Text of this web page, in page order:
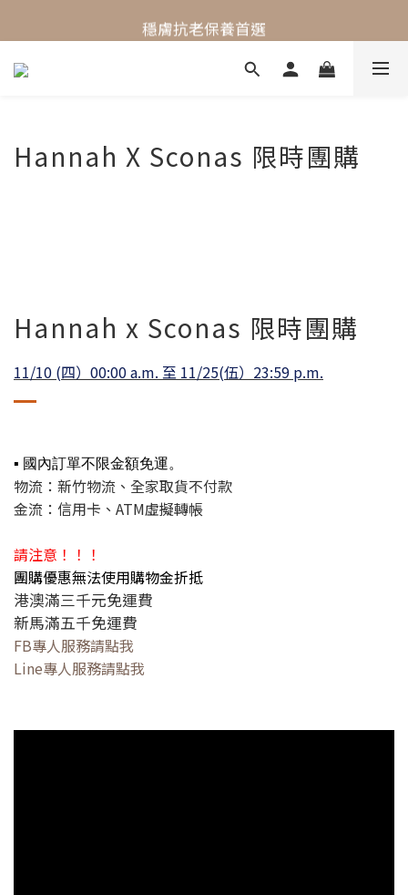
最懂敏弱肌的抗老專家
穩膚抗老保養首選
最懂敏弱肌的抗老專家
Hannah X Sconas 限時團購
Hannah x Sconas 限時團購
11/10 (四）00:00 a.m. 至 11/25(伍）23:59 p.m.
▪ 國內訂單不限金額免運。
物流：新竹物流、全家取貨不付款
金流：信用卡、ATM虛擬轉帳
請注意！！！
團購優惠無法使用購物金折抵
港澳滿三千元免運費
新馬滿五千免運費
FB專人服務請點我
Line專人服務請點我